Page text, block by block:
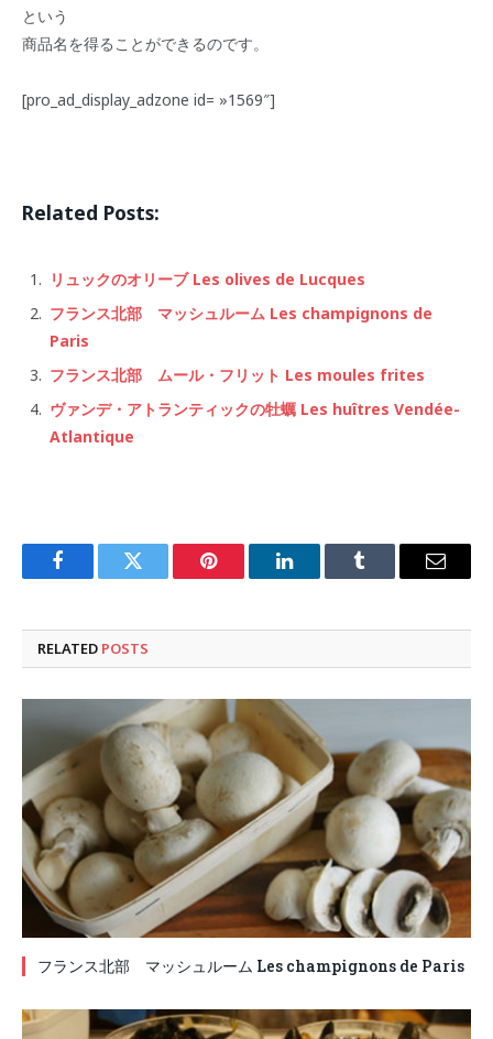
という
商品名を得ることができるのです。
[pro_ad_display_adzone id= »1569″]
Related Posts:
リュックのオリーブ Les olives de Lucques
フランス北部 マッシュルーム Les champignons de
Paris
フランス北部 ムール・フリット Les moules frites
ヴァンデ・アトランティックの牡蠣 Les huîtres Vendée-
Atlantique
FacebookTwitter Pinterest LinkedInTumblr Email
RELATED POSTS
フランス北部 マッシュルーム Les champignons de Paris